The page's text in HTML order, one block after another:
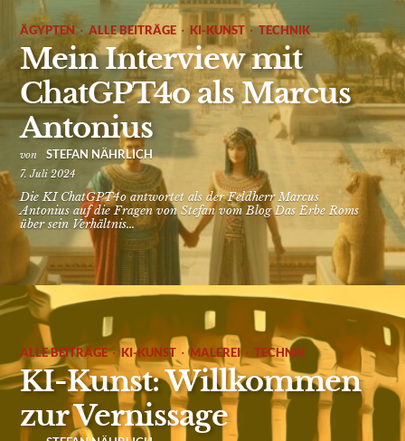
ÄGYPTEN · ALLE BEITRÄGE · KI-KUNST · TECHNIK
Mein Interview mit
ChatGPT4o als Marcus
Antonius
von STEFAN NÄHRLICH
7. Juli 2024
Die KI ChatGPT4o antwortet als der Feldherr Marcus
Antonius auf die Fragen von Stefan vom Blog Das Erbe Roms
über sein Verhältnis...
ALLE BEITRÄGE · KI-KUNST · MALEREI · TECHNIK
KI-Kunst: Willkommen
zur Vernissage